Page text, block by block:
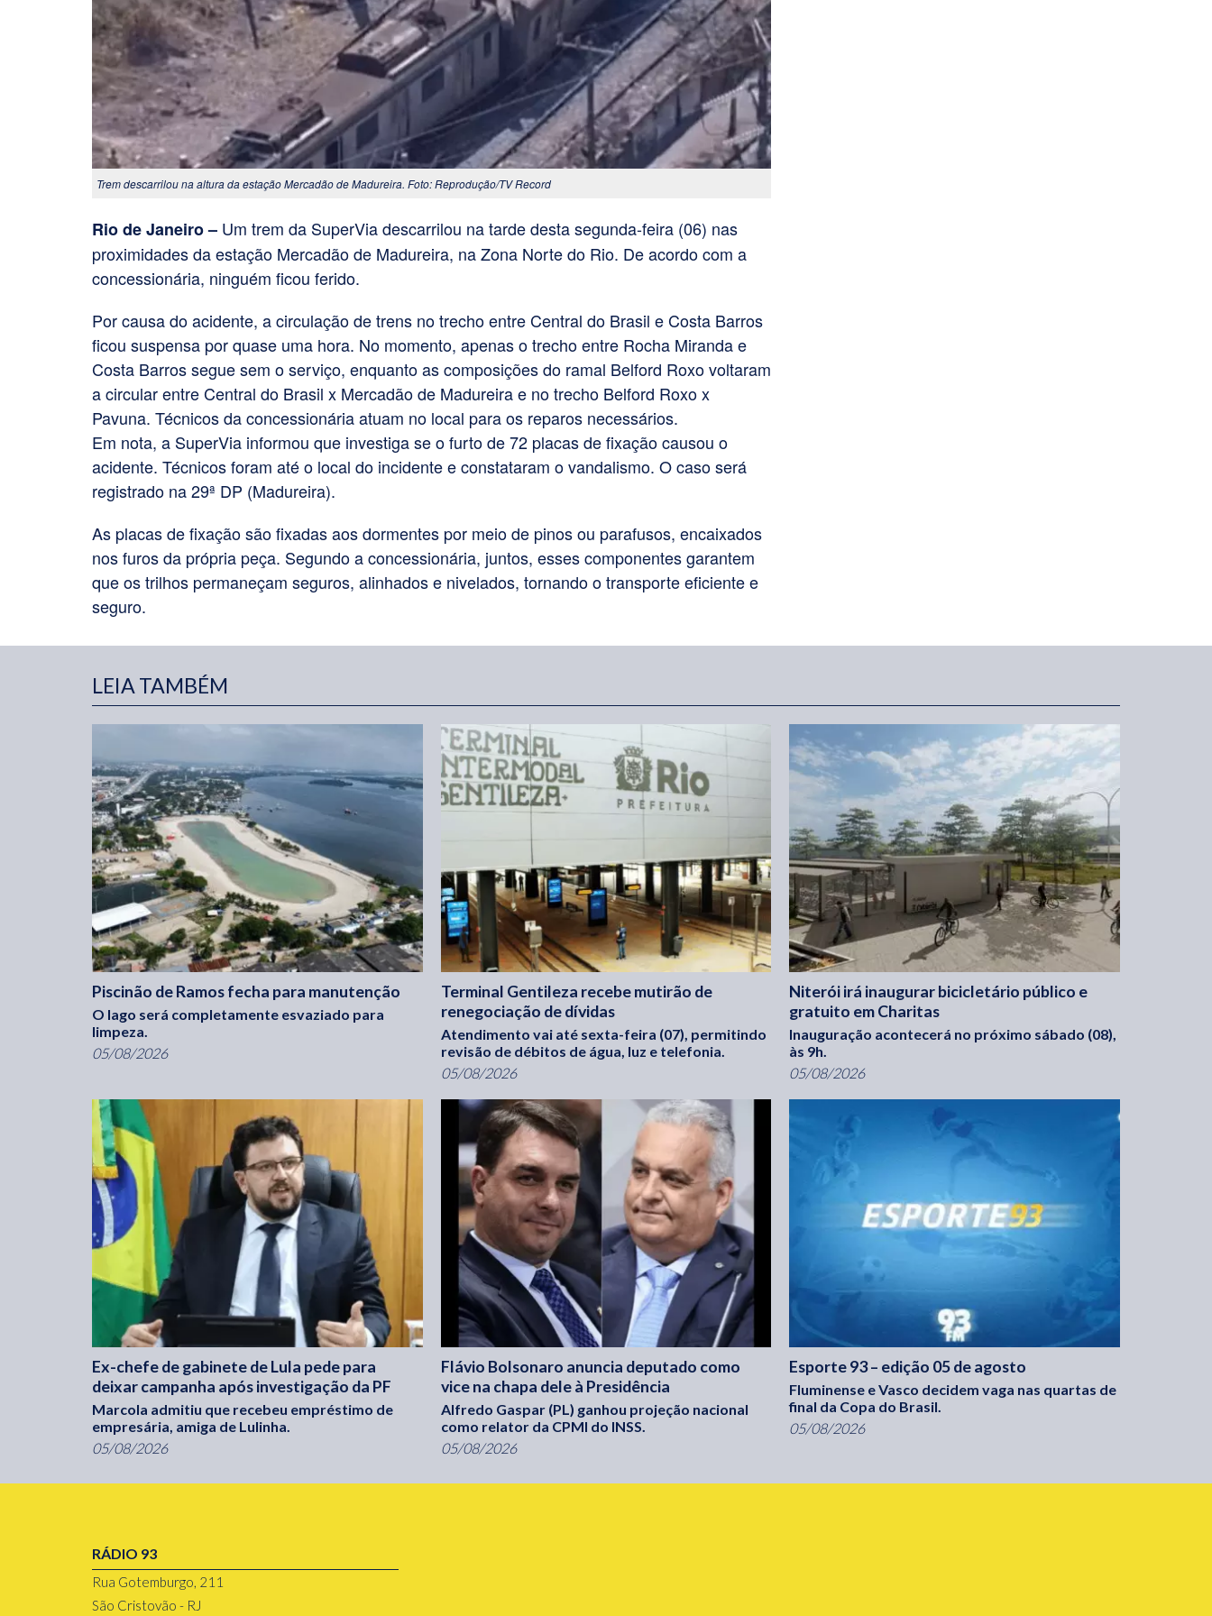
Trem descarrilou na altura da estação Mercadão de Madureira. Foto: Reprodução/TV Record
Rio de Janeiro – Um trem da SuperVia descarrilou na tarde desta segunda-feira (06) nas
proximidades da estação Mercadão de Madureira, na Zona Norte do Rio. De acordo com a
concessionária, ninguém ficou ferido.
Por causa do acidente, a circulação de trens no trecho entre Central do Brasil e Costa Barros
ficou suspensa por quase uma hora. No momento, apenas o trecho entre Rocha Miranda e
Costa Barros segue sem o serviço, enquanto as composições do ramal Belford Roxo voltaram
a circular entre Central do Brasil x Mercadão de Madureira e no trecho Belford Roxo x
Pavuna. Técnicos da concessionária atuam no local para os reparos necessários.
Em nota, a SuperVia informou que investiga se o furto de 72 placas de fixação causou o
acidente. Técnicos foram até o local do incidente e constataram o vandalismo. O caso será
registrado na 29ª DP (Madureira).
As placas de fixação são fixadas aos dormentes por meio de pinos ou parafusos, encaixados
nos furos da própria peça. Segundo a concessionária, juntos, esses componentes garantem
que os trilhos permaneçam seguros, alinhados e nivelados, tornando o transporte eficiente e
seguro.
LEIA TAMBÉM
Piscinão de Ramos fecha para manutenção
O lago será completamente esvaziado para
limpeza.
05/08/2026
Terminal Gentileza recebe mutirão de
renegociação de dívidas
Atendimento vai até sexta-feira (07), permitindo
revisão de débitos de água, luz e telefonia.
05/08/2026
Niterói irá inaugurar bicicletário público e
gratuito em Charitas
Inauguração acontecerá no próximo sábado (08),
às 9h.
05/08/2026
Ex-chefe de gabinete de Lula pede para
deixar campanha após investigação da PF
Marcola admitiu que recebeu empréstimo de
empresária, amiga de Lulinha.
05/08/2026
Flávio Bolsonaro anuncia deputado como
vice na chapa dele à Presidência
Alfredo Gaspar (PL) ganhou projeção nacional
como relator da CPMI do INSS.
05/08/2026
Esporte 93 – edição 05 de agosto
Fluminense e Vasco decidem vaga nas quartas de
final da Copa do Brasil.
05/08/2026
RÁDIO 93
Rua Gotemburgo, 211
São Cristovão - RJ